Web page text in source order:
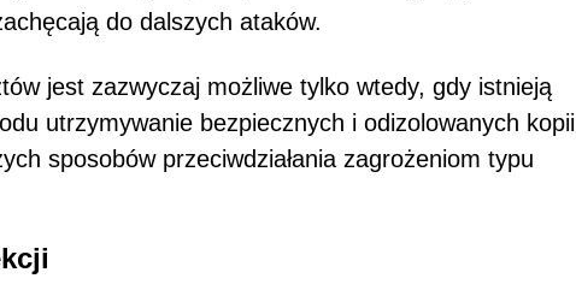
do dalszych ataków.
jest zazwyczaj możliwe tylko wtedy, gdy istnieją
utrzymywanie bezpiecznych i odizolowanych kopii
sposobów przeciwdziałania zagrożeniom typu